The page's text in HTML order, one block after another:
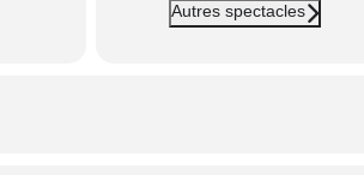
Autres spectacles